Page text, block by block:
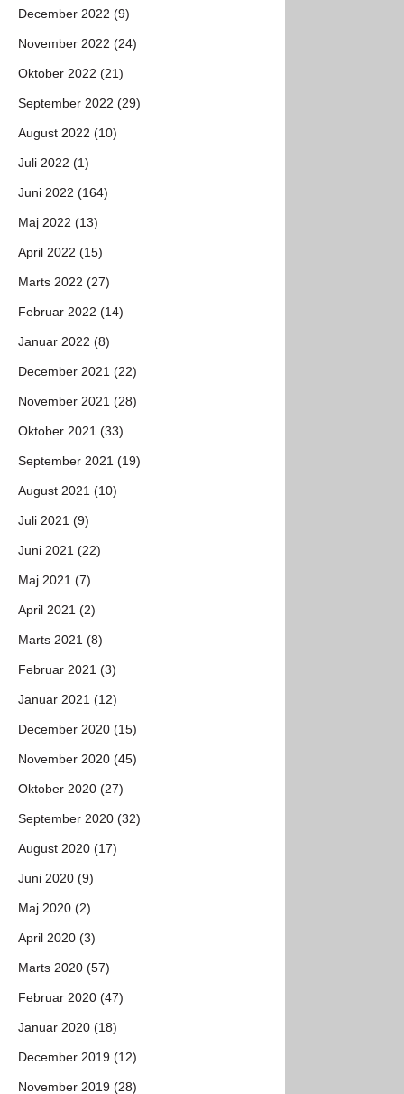
December 2022 (9)
November 2022 (24)
Oktober 2022 (21)
September 2022 (29)
August 2022 (10)
Juli 2022 (1)
Juni 2022 (164)
Maj 2022 (13)
April 2022 (15)
Marts 2022 (27)
Februar 2022 (14)
Januar 2022 (8)
December 2021 (22)
November 2021 (28)
Oktober 2021 (33)
September 2021 (19)
August 2021 (10)
Juli 2021 (9)
Juni 2021 (22)
Maj 2021 (7)
April 2021 (2)
Marts 2021 (8)
Februar 2021 (3)
Januar 2021 (12)
December 2020 (15)
November 2020 (45)
Oktober 2020 (27)
September 2020 (32)
August 2020 (17)
Juni 2020 (9)
Maj 2020 (2)
April 2020 (3)
Marts 2020 (57)
Februar 2020 (47)
Januar 2020 (18)
December 2019 (12)
November 2019 (28)